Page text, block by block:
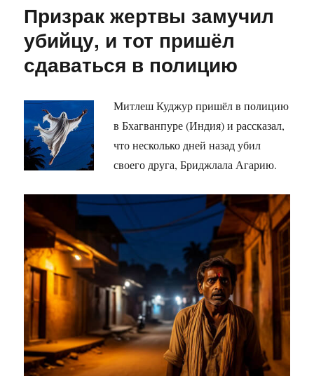
Призрак жертвы замучил
убийцу, и тот пришёл
сдаваться в полицию
Митлеш Куджур пришёл в полицию
в Бхагванпуре (Индия) и рассказал,
что несколько дней назад убил
своего друга, Бриджлала Агарию.